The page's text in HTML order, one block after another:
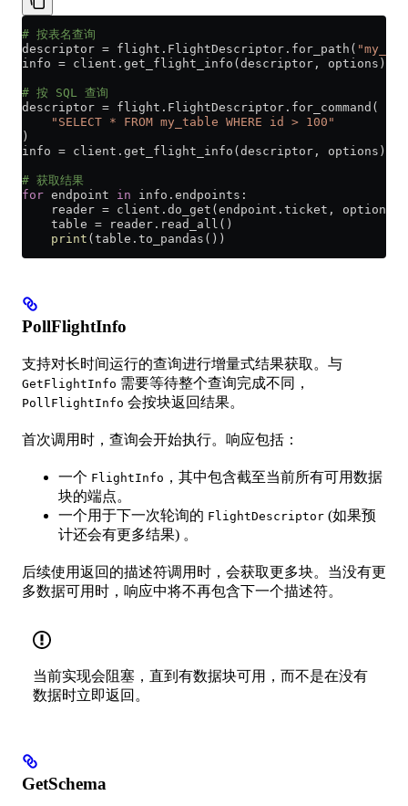
# 按表名查询
descriptor = flight.FlightDescriptor.for_path(
info = client.get_flight_info(descriptor, options)
# 按 SQL 查询
descriptor = flight.FlightDescriptor.for_command(
    "SELECT * FROM my_table WHERE id > 100"
)
info = client.get_flight_info(descriptor, options)
# 获取结果
for endpoint in info.endpoints:
    reader
= client.do_get(endpoint.ticket, options)
    table
= reader.read_all()
    print
(table.to_pandas())
PollFlightInfo
支持对长时间运行的查询进行增量式结果获取。与
GetFlightInfo 需要等待整个查询完成不同，
PollFlightInfo 会按块返回结果。
首次调用时，查询会开始执行。响应包括：
一个 FlightInfo ，其中包含截至当前所有可用数据
块的端点。
一个用于下一次轮询的 FlightDescriptor (如果预
计还会有更多结果) 。
后续使用返回的描述符调用时，会获取更多块。当没有更
多数据可用时，响应中将不再包含下一个描述符。
当前实现会阻塞，直到有数据块可用，而不是在没有
数据时立即返回。
GetSchema